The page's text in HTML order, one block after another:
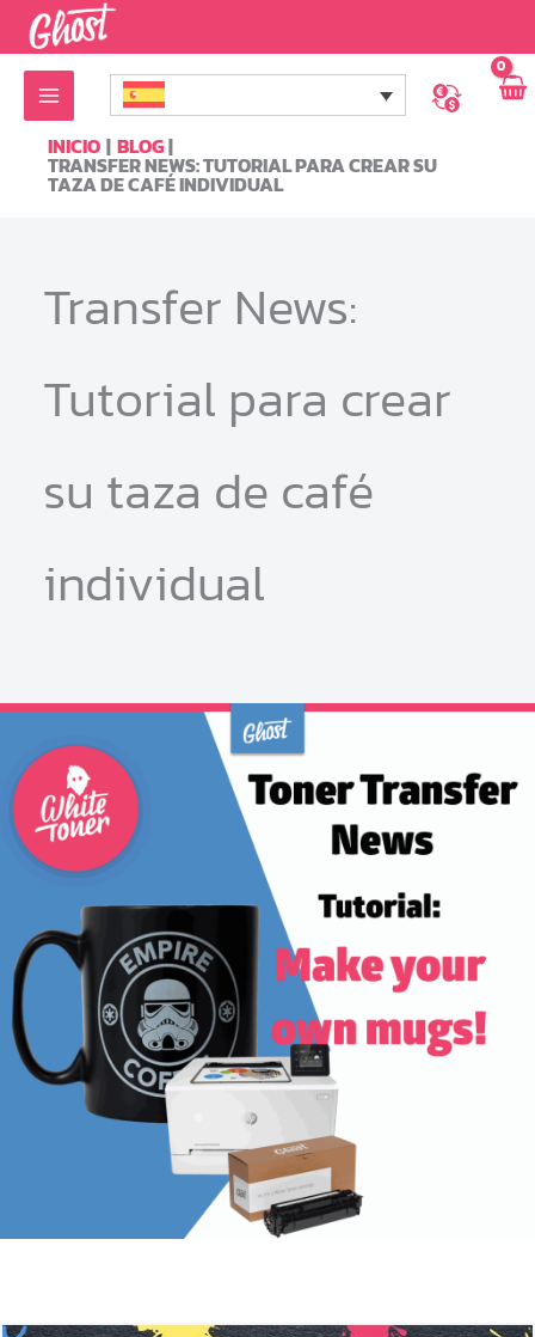
al
contenido
INICIO BLOG
TRANSFER NEWS: TUTORIAL PARA CREAR SU
TAZA DE CAFÉ INDIVIDUAL
Transfer News:
Tutorial para crear
su taza de café
individual